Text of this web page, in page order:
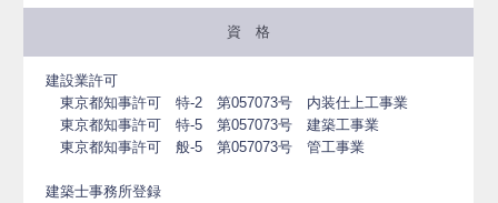
資 格
建設業許可
東京都知事許可 特-2 第057073号 内装仕上工事業
東京都知事許可 特-5 第057073号 建築工事業
東京都知事許可 般-5 第057073号 管工事業
建築士事務所登録